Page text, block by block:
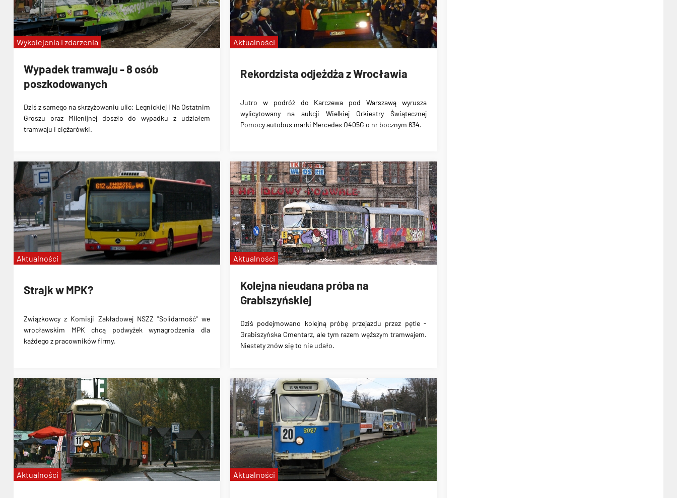
Wypadek tramwaju - 8 osób
poszkodowanych
Dziś z samego na skrzyżowaniu ulic: Legnickiej i Na Ostatnim
Groszu oraz Milenijnej doszło do wypadku z udziałem
tramwaju i ciężarówki.
Wykolejenia i zdarzenia
Rekordzista odjeżdża z Wrocławia
Jutro w podróż do Karczewa pod Warszawą wyrusza
wylicytowany na aukcji Wielkiej Orkiestry Świątecznej
Pomocy autobus marki Mercedes O405G o nr bocznym 634.
Aktualności
Strajk w MPK?
Związkowcy z Komisji Zakładowej NSZZ "Solidarność" we
wrocławskim MPK chcą podwyżek wynagrodzenia dla
każdego z pracowników firmy.
Aktualności
Kolejna nieudana próba na
Grabiszyńskiej
Dziś podejmowano kolejną próbę przejazdu przez pętle -
Grabiszyńska Cmentarz, ale tym razem węższym tramwajem.
Niestety znów się to nie udało.
Aktualności
Aktualności Aktualności